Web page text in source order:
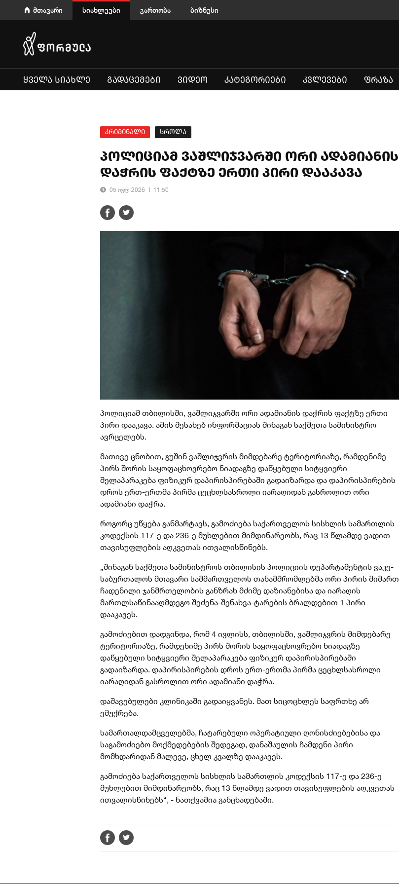
მთავარი სიახლეები გართობა ბიზნესი
ᲧᲕᲔᲚᲐ ᲡᲘᲐᲮᲚᲔ ᲒᲐᲓᲐᲪᲔᲛᲔᲑᲘ ᲕᲘᲓᲔᲝ ᲙᲐᲢᲔᲒᲝᲠᲘᲔᲑᲘ ᲙᲕᲚᲔᲕᲔᲑᲘ ᲤᲠᲐᲖᲐ
კრიმინალი სროლა
პოლიციამ ვაშლიჯვარში ორი ადამიანის
დაჭრის ფაქტზე ერთი პირი დააკავა
05 ივლ 2026 11:50
პოლიციამ თბილისში, ვაშლიჯვარში ორი ადამიანის დაჭრის ფაქტზე ერთი
პირი დააკავა. ამის შესახებ ინფორმაციას შინაგან საქმეთა სამინისტრო
ავრცელებს.
მათივე ცნობით, გუშინ ვაშლიჯვრის მიმდებარე ტერიტორიაზე, რამდენიმე
პირს შორის საყოფაცხოვრებო ნიადაგზე დაწყებული სიტყვიერი
შელაპარაკება ფიზიკურ დაპირისპირებაში გადაიზარდა და დაპირისპირების
დროს ერთ-ერთმა პირმა ცეცხლსასროლი იარაღიდან გასროლით ორი
ადამიანი დაჭრა.
როგორც უწყება განმარტავს, გამოძიება საქართველოს სისხლის სამართლის
კოდექსის 117-ე და 236-ე მუხლებით მიმდინარეობს, რაც 13 წლამდე ვადით
თავისუფლების აღკვეთას ითვალისწინებს.
„შინაგან საქმეთა სამინისტროს თბილისის პოლიციის დეპარტამენტის ვაკე-
საბურთალოს მთავარი სამმართველოს თანამშრომლებმა ორი პირის მიმართ
ჩადენილი ჯანმრთელობის განზრახ მძიმე დაზიანებისა და იარაღის
მართლსაწინააღმდეგო შეძენა-შენახვა-ტარების ბრალდებით 1 პირი
დააკავეს.
გამოძიებით დადგინდა, რომ 4 ივლისს, თბილისში, ვაშლიჯვრის მიმდებარე
ტერიტორიაზე, რამდენიმე პირს შორის საყოფაცხოვრებო ნიადაგზე
დაწყებული სიტყვიერი შელაპარაკება ფიზიკურ დაპირისპირებაში
გადაიზარდა. დაპირისპირების დროს ერთ-ერთმა პირმა ცეცხლსასროლი
იარაღიდან გასროლით ორი ადამიანი დაჭრა.
დაშავებულები კლინიკაში გადაიყვანეს. მათ სიცოცხლეს საფრთხე არ
ემუქრება.
სამართალდამცველებმა, ჩატარებული ოპერატიული ღონისძიებებისა და
საგამოძიებო მოქმედებების შედეგად, დანაშაულის ჩამდენი პირი
მომხდარიდან მალევე, ცხელ კვალზე დააკავეს.
გამოძიება საქართველოს სისხლის სამართლის კოდექსის 117-ე და 236-ე
მუხლებით მიმდინარეობს, რაც 13 წლამდე ვადით თავისუფლების აღკვეთას
ითვალისწინებს“, - ნათქვამია განცხადებაში.